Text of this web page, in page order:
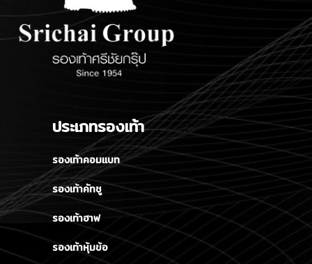
ประเภทรองเท้า
รองเท้าคอมแบท
รองเท้าคัทชู
รองเท้าฮาฟ
รองเท้าหุ้มข้อ